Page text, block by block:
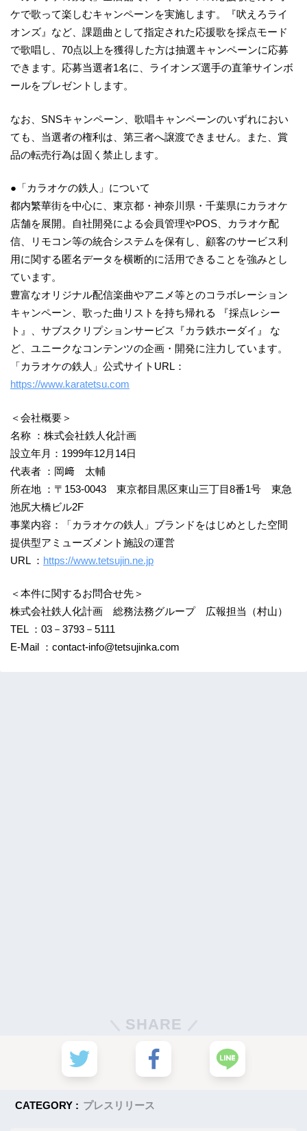
ケで歌って楽しむキャンペーンを実施します。『吠えろライ
オンズ』など、課題曲として指定された応援歌を採点モード
で歌唱し、70点以上を獲得した方は抽選キャンペーンに応募
できます。応募当選者1名に、ライオンズ選手の直筆サインボ
ールをプレゼントします。
なお、SNSキャンペーン、歌唱キャンペーンのいずれにおい
ても、当選者の権利は、第三者へ譲渡できません。また、賞
品の転売行為は固く禁止します。
●「カラオケの鉄人」について
都内繁華街を中心に、東京都・神奈川県・千葉県にカラオケ
店舗を展開。自社開発による会員管理やPOS、カラオケ配
信、リモコン等の統合システムを保有し、顧客のサービス利
用に関する匿名データを横断的に活用できることを強みとし
ています。
豊富なオリジナル配信楽曲やアニメ等とのコラボレーション
キャンペーン、歌った曲リストを持ち帰れる 『採点レシー
ト』、サブスクリプションサービス『カラ鉄ホーダイ』 な
ど、ユニークなコンテンツの企画・開発に注力しています。
「カラオケの鉄人」公式サイトURL：
https://www.karatetsu.com
＜会社概要＞
名称 ：株式会社鉄人化計画
設立年月：1999年12月14日
代表者 ：岡﨑 太輔
所在地 ：〒153-0043 東京都目黒区東山三丁目8番1号 東急
池尻大橋ビル2F
事業内容：「カラオケの鉄人」ブランドをはじめとした空間
提供型アミューズメント施設の運営
URL ： https://www.tetsujin.ne.jp
＜本件に関するお問合せ先＞
株式会社鉄人化計画 総務法務グループ 広報担当（村山）
TEL ：03－3793－5111
E-Mail ：contact-info@tetsujinka.com
SHARE
CATEGORY : プレスリリース